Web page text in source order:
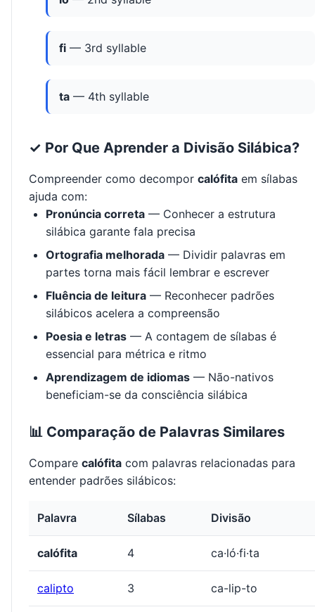
fi — 3rd syllable
ta — 4th syllable
✓ Por Que Aprender a Divisão Silábica?
Compreender como decompor calófita em sílabas
ajuda com:
Pronúncia correta — Conhecer a estrutura
silábica garante fala precisa
Ortografia melhorada — Dividir palavras em
partes torna mais fácil lembrar e escrever
Fluência de leitura — Reconhecer padrões
silábicos acelera a compreensão
Poesia e letras — A contagem de sílabas é
essencial para métrica e ritmo
Aprendizagem de idiomas — Não-nativos
beneficiam-se da consciência silábica
📊 Comparação de Palavras Similares
Compare calófita com palavras relacionadas para
entender padrões silábicos:
Palavra Sílabas Divisão
calófita 4 ca·ló·fi·ta
calipto 3 ca-lip-to